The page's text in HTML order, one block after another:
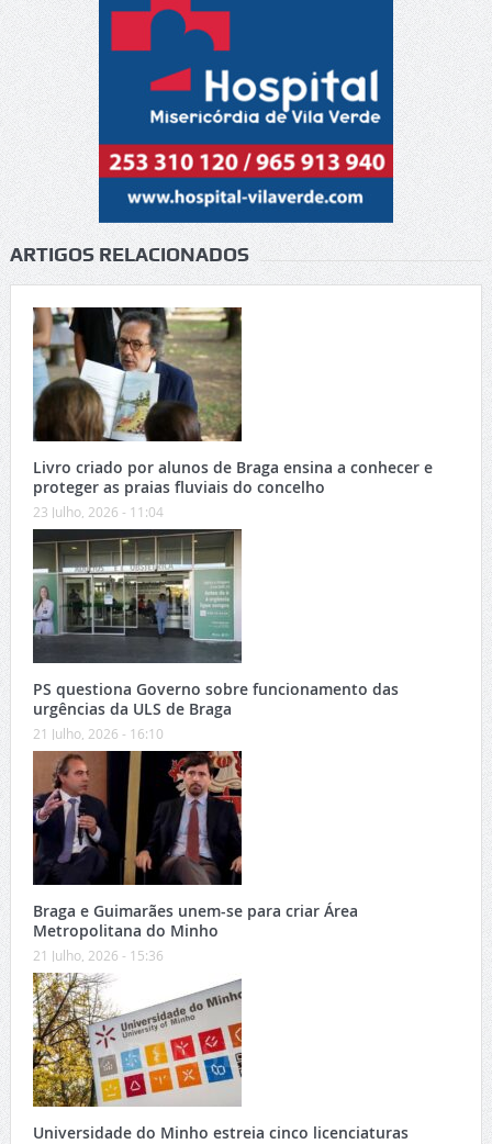
ARTIGOS RELACIONADOS
Livro criado por alunos de Braga ensina a conhecer e
proteger as praias fluviais do concelho
23 Julho, 2026 - 11:04
PS questiona Governo sobre funcionamento das
urgências da ULS de Braga
21 Julho, 2026 - 16:10
Braga e Guimarães unem-se para criar Área
Metropolitana do Minho
21 Julho, 2026 - 15:36
Universidade do Minho estreia cinco licenciaturas